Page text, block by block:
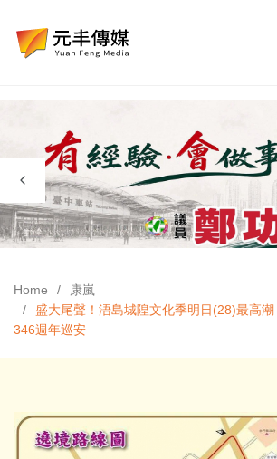
Home
康嵐
盛大尾聲！浯島城隍文化季明日(28)最高
346週年巡安